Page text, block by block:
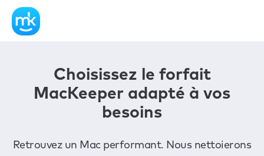
Choisissez le forfait
MacKeeper adapté à vos
besoins
Retrouvez un Mac performant. Nous nettoierons